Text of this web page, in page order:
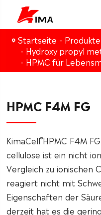
Startseite
Produkte
Hydroxy propyl
HPMC für
HPMC F4M FG
KimaCell®HPMC F4M
cellulose ist ein nicht
Vergleich zu ionischen
reagiert nicht mit
Eigenschaften der
derzeit hat es die